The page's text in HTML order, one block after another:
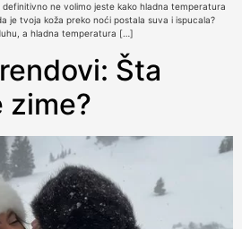
ne volimo jeste kako hladna temperatura
je tvoja koža preko noći postala suva i ispucala?
a hladna temperatura […]
Šta
zime?